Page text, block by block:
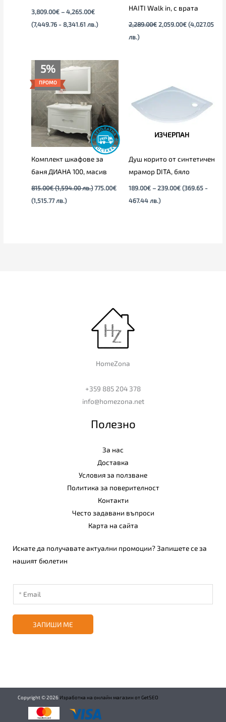
3,809.00€ – 4,265.00€
(7,449.76 - 8,341.61 лв.)
HAITI Walk in, с врата
2,289.00€ 2,059.00€ (4,027.05
лв.)
5%
ПРОМО
Комплект шкафове за
баня ДИАНА 100, масив
815.00€ (1,594.00 лв.)
Original
price
815.00€
(1,594.00
лв.).
775.00€
(1,515.77 лв.)
Текущата
цена
(1,515.77
лв.).
ИЗЧЕРПАН
Душ корито от синтетичен
мрамор DITA, бяло
189.00€ – 239.00€
through
239.00€
(369.65 -
467.44 лв.)
HomeZona
+359 885 204 378
info@homezona.net
Полезно
За нас
Доставка
Условия за ползване
Политика за поверителност
Контакти
Често задавани въпроси
Карта на сайта
Искате да получавате актуални промоции? Запишете се за
нашият бюлетин
ЗАПИШИ МЕ
Copyright ©2026 Изработка на онлайн магазин от GetSEO